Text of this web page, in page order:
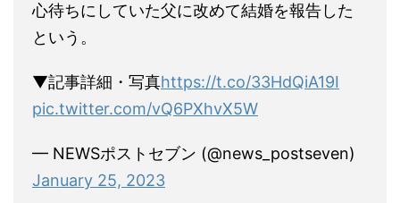
心待ちにしていた父に改めて結婚を報告した
という。
▼記事詳細・写真https://t.co/33HdQiA19I
pic.twitter.com/vQ6PXhvX5W
— NEWSポストセブン (@news_postseven)
January 25, 2023